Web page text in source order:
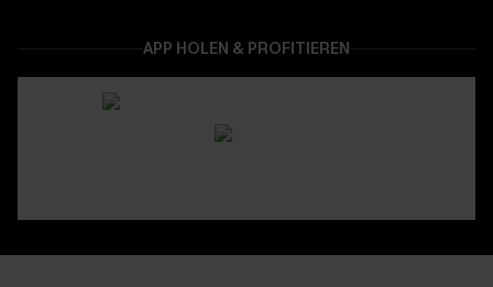
APP HOLEN & PROFITIEREN